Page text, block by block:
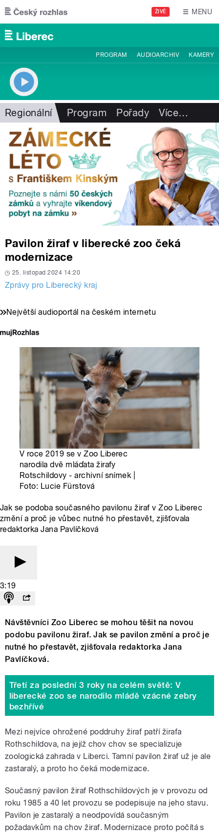
Přejít k hlavnímu obsahu
ŽIVĚ MENU
PROGRAM AUDIOARCHIV KAMERY
Regionální Program Pořady Více…
Pavilon žiraf v liberecké zoo čeká
modernizace
25. listopad 2024 14:20
Zprávy pro Liberecký kraj
Největší audioportál na českém internetu
V roce 2019 se v Zoo Liberec
narodila dvě mláďata žirafy
Rotschildovy - archivní snímek |
Foto: Lucie Fürstová
Jak se podoba současného pavilonu žiraf v Zoo Liberec
změní a proč je vůbec nutné ho přestavět, zjišťovala
redaktorka Jana Pavlíčková
3:19
Návštěvníci Zoo Liberec se mohou těšit na novou
podobu pavilonu žiraf. Jak se pavilon změní a proč je
nutné ho přestavět, zjišťovala redaktorka Jana
Pavlíčková.
Třetí za poslední 3 roky na celém světě: V
liberecké zoo se narodilo mládě vzácné zebry
bezhřívé
Mezi nejvíce ohrožené poddruhy žiraf patří žirafa
Rothschildova, na jejíž chov chov se specializuje
zoologická zahrada v Liberci. Tamní pavilon žiraf už je ale
zastaralý, a proto ho čeká modernizace.
Současný pavilon žiraf Rothschildových je v provozu od
roku 1985 a 40 let provozu se podepisuje na jeho stavu.
Pavilon je zastaralý a neodpovídá současným
požadavkům na chov žiraf. Modernizace proto počítá s